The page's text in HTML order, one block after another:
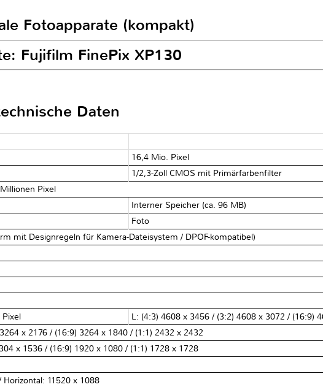
Fotoapparate (kompakt)
Fujifilm FinePix XP130
Daten
16,4 Mio. Pixel
1/2,3-Zoll CMOS mit Primärfarbenfilter
Pixel
Interner Speicher (ca. 96 MB)
Foto
mit Designregeln für Kamera-Dateisystem / DPOF-kompatibel)
L: (4:3) 4608 x 3456 / (3:2) 4608 x 3072 / (16:9)
x 2176 / (16:9) 3264 x 1840 / (1:1) 2432 x 2432
x 1536 / (16:9) 1920 x 1080 / (1:1) 1728 x 1728
Horizontal: 11520 x 1088